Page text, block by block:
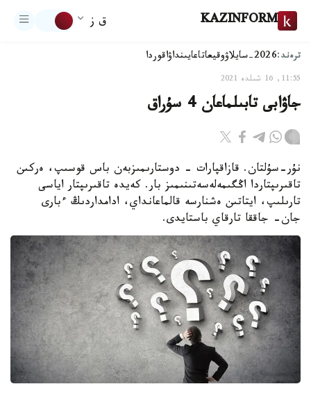
KAZINFORM ق ز
ترەند:2026-سايلاۋ وقيعاتاعايىنداۋاقوردا
11:55, 16 شىلدە 2021
جاۋابى تابىلماعان 4 سۇراق
نۇر-سۇلتان. قازاقپارات - دوستارىمىزبەن باس قوسىپ، ەركىن
تاقىرىپتاردا اڭگىمەلەسەتىنىمىز بار. كەيدە تاقىرىپتار اياسى
تارىلىپ، ايتاتىن ەشنارسە قالماعانداي، ادامداردىڭ ءبارى
جان- جاققا تارقاي باستايدى.